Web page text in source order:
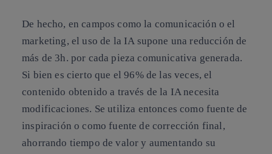
De hecho, en campos como la comunicación o el
marketing, el uso de la IA supone una reducción de
más de 3h. por cada pieza comunicativa generada.
Si bien es cierto que el 96% de las veces, el
contenido obtenido a través de la IA necesita
modificaciones. Se utiliza entonces como fuente de
inspiración o como fuente de corrección final,
ahorrando tiempo de valor y aumentando su